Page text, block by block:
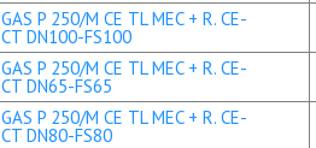
GAS P 250/M CE TL MEC + R. CE-
CT DN100-FS100
GAS P 250/M CE TL MEC + R. CE-
CT DN65-FS65
GAS P 250/M CE TL MEC + R. CE-
CT DN80-FS80